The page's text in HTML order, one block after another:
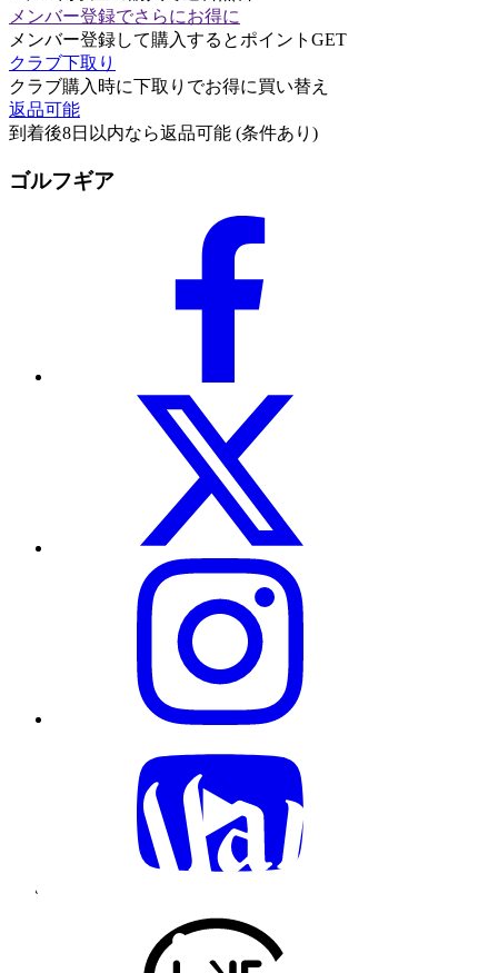
メンバー登録でさらにお得に
メンバー登録して購入するとポイントGET
クラブ下取り
クラブ購入時に下取りでお得に買い替え
返品可能
到着後8日以内なら返品可能 (条件あり)
ゴルフギア